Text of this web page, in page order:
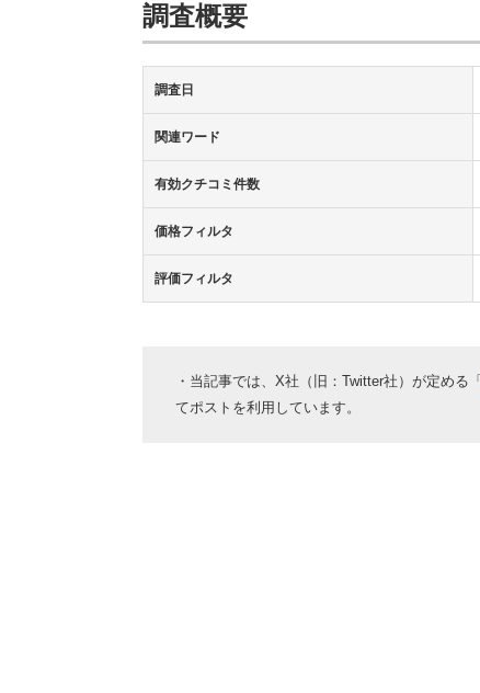
調査概要
調査日
関連ワード
有効クチコミ件数
価格フィルタ
評価フィルタ
・当記事では、X社（旧：Twitter社）が定める「
てポストを利用しています。